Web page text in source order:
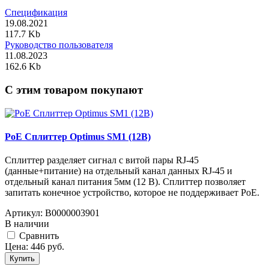
Спецификация
19.08.2021
117.7 Kb
Руководство пользователя
11.08.2023
162.6 Kb
C этим товаром покупают
PoE Сплиттер Optimus SM1 (12B)
Сплиттер разделяет сигнал с витой пары RJ-45
(данные+питание) на отдельный канал данных RJ-45 и
отдельный канал питания 5мм (12 В). Сплиттер позволяет
запитать конечное устройство, которое не поддерживает PoE.
Артикул: В0000003901
В наличии
Cравнить
Цена: 446 руб.
Купить